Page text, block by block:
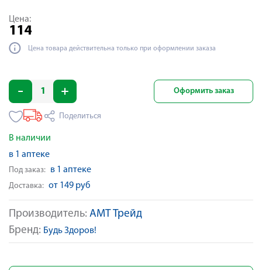
Производитель: АМТ Трейд
Бренд: Будь Здоров!
Цена:
114
Цена товара действительна только при оформлении заказа
Оформить заказ
Поделиться
В наличии
в 1 аптеке
Под заказ: в 1 аптеке
Доставка: от 149 руб